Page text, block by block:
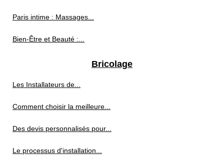
Paris intime : Massages...
Bien-Être et Beauté :...
Bricolage
Les Installateurs de...
Comment choisir la meilleure...
Des devis personnalisés pour...
Le processus d'installation...